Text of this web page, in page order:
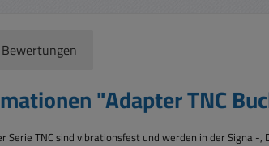
Bewertungen
"Adapter TNC
Serie TNC sind vibrationsfest und werden in der Signal-,